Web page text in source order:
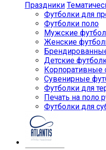
Праздники
Футболки для
Футболки поло
Мужские
Женские
Детские
Корпоративные
Сувенирные
Футболки для
Печать на поло
Футболки для